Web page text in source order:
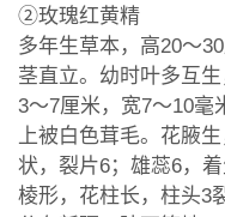
②玫瑰红黄精
多年生草本，高20～
茎直立。幼时叶多互
3～7厘米，宽7～10毫
上被白色茸毛。花腋
状，裂片6；雄蕊6，
棱形，花柱长，柱头3